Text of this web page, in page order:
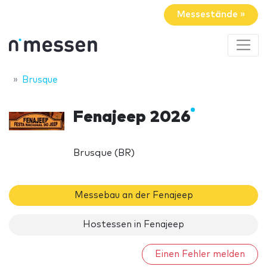
Messestände »
Brusque
Fenajeep 2026
Brusque (BR)
Messebau an der Fenajeep
Hostessen in Fenajeep
Einen Fehler melden